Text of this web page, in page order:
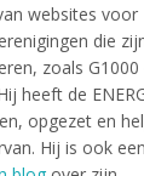
websites voor
die
zoals
heeft de
opgezet en
Hij is ook